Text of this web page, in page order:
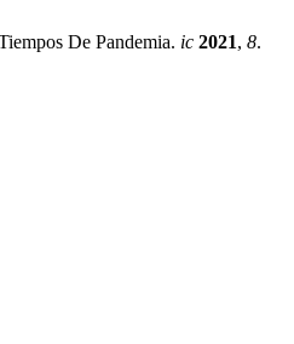
De Pandemia. ic 2021, 8.